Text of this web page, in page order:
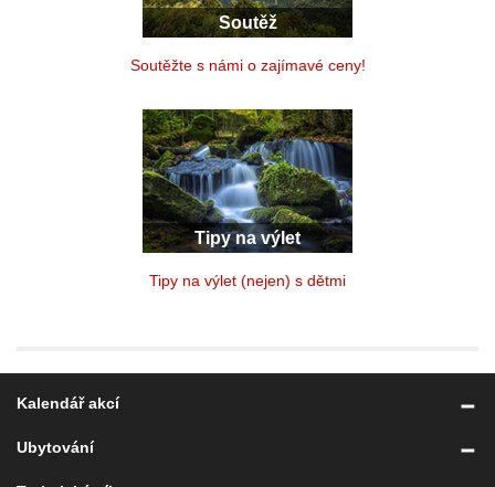
Soutěž
Soutěžte s námi o zajímavé ceny!
Tipy na výlet
Tipy na výlet (nejen) s dětmi
Kalendář akcí
Ubytování